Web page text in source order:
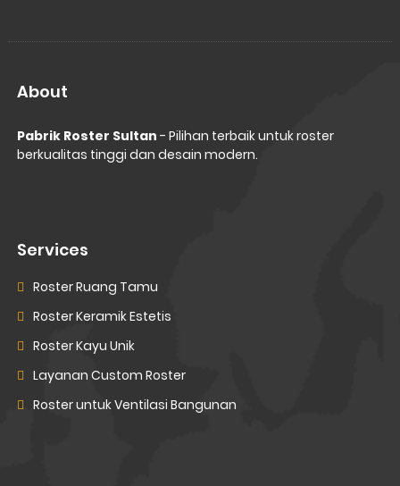
About
Pabrik Roster Sultan - Pilihan terbaik untuk roster
berkualitas tinggi dan desain modern.
Services
Roster Ruang Tamu
Roster Keramik Estetis
Roster Kayu Unik
Layanan Custom Roster
Roster untuk Ventilasi Bangunan